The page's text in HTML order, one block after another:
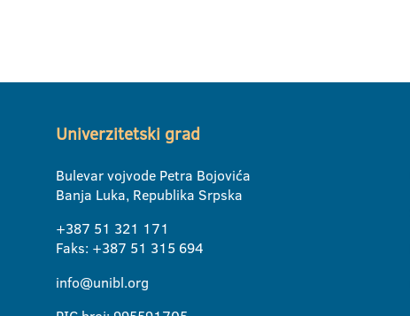
Univerzitetski grad
Bulevar vojvode Petra Bojovića
Banja Luka, Republika Srpska
+387 51 321 171
Faks: +387 51 315 694
info@unibl.org